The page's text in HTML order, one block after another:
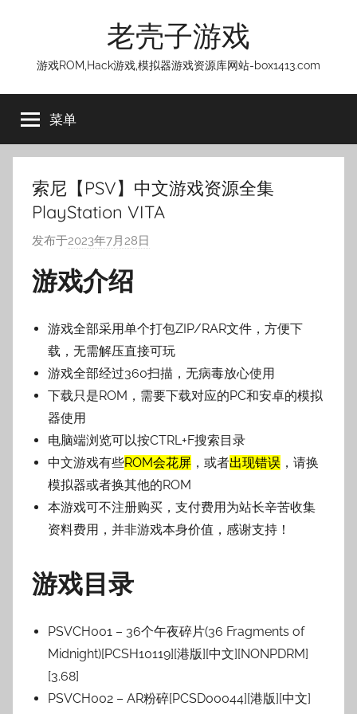
老壳子游戏
游戏ROM,Hack游戏,模拟器游戏资源库网站-box1413.com
菜单
索尼【PSV】中文游戏资源全集
PlayStation VITA
发布于2023年7月28日
壳
子
游戏介绍
游戏全部采用单个打包ZIP/RAR文件，方便下
载，无需解压直接可玩
游戏全部经过360扫描，无病毒放心使用
下载只是ROM，需要下载对应的PC和安卓的模拟
器使用
电脑端浏览可以按CTRL+F搜索目录
中文游戏有些ROM会花屏 ，或者出现错误 ，请换
模拟器或者换其他的ROM
本游戏可不注册购买，支付费用为站长辛苦收集
资料费用，并非游戏本身价值，感谢支持！
游戏目录
PSVCH001 – 36个午夜碎片(36 Fragments of
Midnight)[PCSH10119][港版][中文][NONPDRM]
[3.68]
PSVCH002 – AR粉碎[PCSD00044][港版][中文]